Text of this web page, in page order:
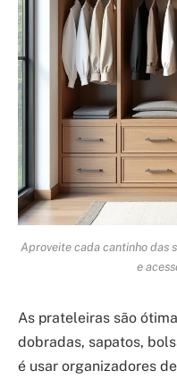
Aproveite cada cantinho das
e
As prateleiras são
dobradas, sapatos,
é usar organizadores